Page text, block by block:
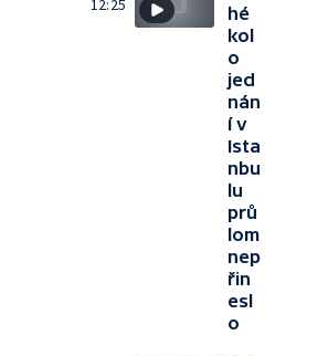
12:25
hé
kol
o
jed
nán
í v
Ista
nbu
lu
prů
lom
nep
řin
esl
o